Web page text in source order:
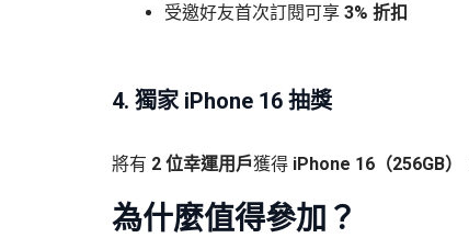
受邀好友首次訂閱可享 3% 折扣
4. 獨家 iPhone 16 抽獎
將有 2 位幸運用戶獲得 iPhone 16（256GB）
為什麼值得參加？